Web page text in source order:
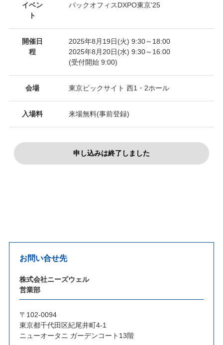
イベン
ト
バックオフィスDXPO東京’25
開催日
程
2025年8月19日(火) 9:30～18:00
2025年8月20日(水) 9:30～16:00
(受付開始 9:00)
会場 東京ビックサイト 西1・2ホール
入場料 来場無料(事前登録)
申し込みは終了しました
お問い合せ先
株式会社ニーズウェル
営業部
〒102-0094
東京都千代田区紀尾井町4-1
ニューオータニ ガーデンコート13階